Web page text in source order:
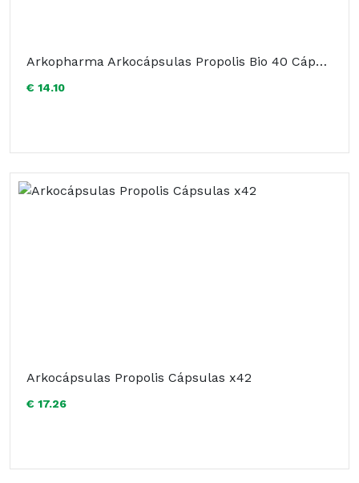
Arkopharma Arkocápsulas Propolis Bio 40 Cápsulas
€ 14.10
Arkocápsulas Propolis Cápsulas x42
€ 17.26